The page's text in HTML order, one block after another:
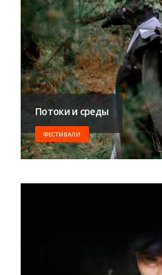
Потоки и среды
ФЕСТИВАЛИ